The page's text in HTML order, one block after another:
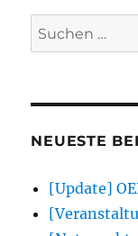
Suchen
nach:
NEUESTE
[Update]